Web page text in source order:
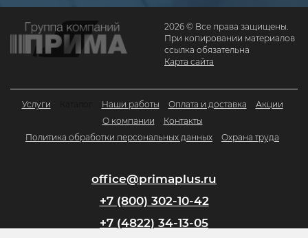
2026 © Все права защищены.
При копировании материалов
ссылка обязательна
Карта сайта
Услуги Наши работы Оплата и доставка
Акции
О компании
Контакты
Политика обработки персональных данных
Охрана труда
office@primaplus.ru
+7 (800) 302-10-42
+7 (4822) 34-13-05